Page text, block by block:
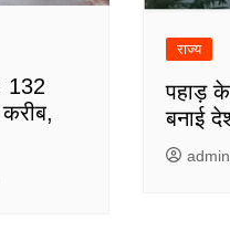
132
राज्य
पहाड़ के
बनाई
admin